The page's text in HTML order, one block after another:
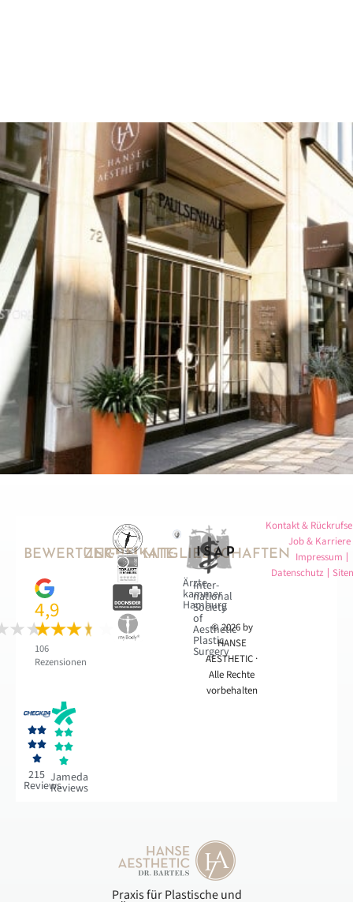
BEWERTUNGEN
4,9
106
Rezensionen



215
Reviews



Jameda
Reviews
ZERTIFIKATEMITGLIEDSCHAFTEN
Ärzte­
kammer
Hamburg
Inter­
national
Society
of
Aesthetic
Plastic
Surgery
© 2026 by
HANSE
AESTHETIC ·
Alle Rechte
vorbehalten
Kontakt &
Job & Karriere
Impressum
Datenschutz
Praxis für Plastische und